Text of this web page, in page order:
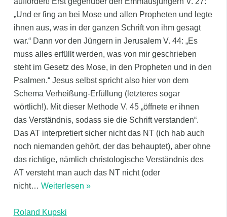
„Und er fing an bei Mose und allen Propheten und legte
ihnen aus, was in der ganzen Schrift von ihm gesagt
war.“ Dann vor den Jüngern in Jerusalem V. 44: „Es
muss alles erfüllt werden, was von mir geschrieben
steht im Gesetz des Mose, in den Propheten und in den
Psalmen.“ Jesus selbst spricht also hier von dem
Schema Verheißung-Erfüllung (letzteres sogar
wörtlich!). Mit dieser Methode V. 45 „öffnete er ihnen
das Verständnis, sodass sie die Schrift verstanden“.
Das AT interpretiert sicher nicht das NT (ich hab auch
noch niemanden gehört, der das behauptet), aber ohne
das richtige, nämlich christologische Verständnis des
AT versteht man auch das NT nicht (oder
nicht… Weiterlesen »
Roland Kupski